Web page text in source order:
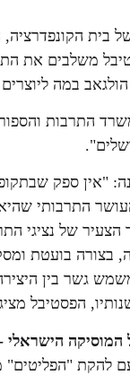
בית
משלבים את
במה
התרבות
"אין ספק
התרבותי
הצעיר של נציגי
בצורה בועטת
גשר בין
הפסטיבל
המוסיקה הישראלי